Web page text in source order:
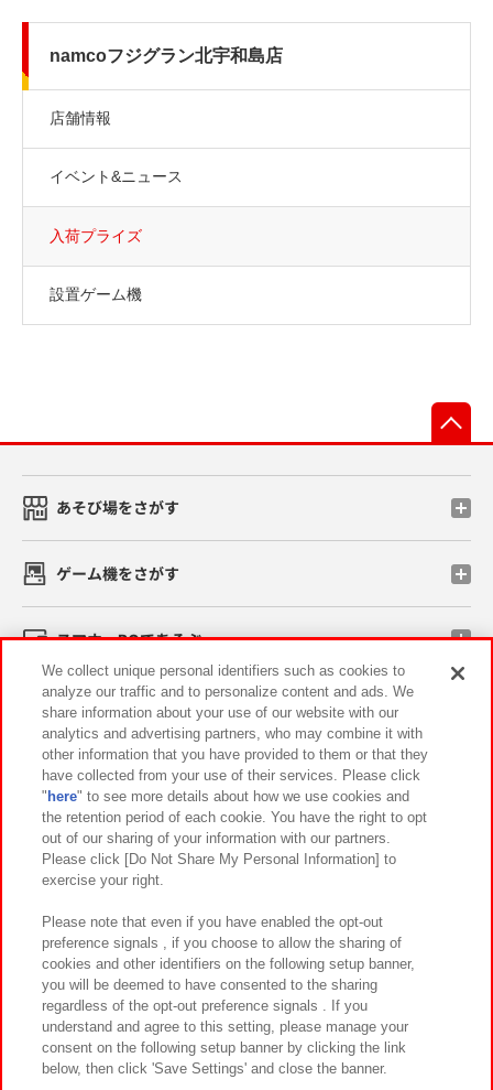
namcoフジグラン北宇和島店
店舗情報
イベント&ニュース
入荷プライズ
設置ゲーム機
あそび場をさがす
ゲーム機をさがす
スマホ・PCであそぶ
イベント・キャンペーン
関連会社 サステナビリティ サイトポリシー
プライバシーポリシー ウェブアクセシビリティ方針と検証結果
お取引先さまとともに
カスタマーハラスメント対応方針 よくあるご質問・お問い合わせ
©Bandai Namco Amusement Inc.
We collect unique personal identifiers such as cookies to
analyze our traffic and to personalize content and ads. We
share information about your use of our website with our
analytics and advertising partners, who may combine it with
other information that you have provided to them or that they
have collected from your use of their services. Please click
" here" to see more details about how we use cookies and
the retention period of each cookie. You have the right to opt
out of our sharing of your information with our partners.
Please click [Do Not Share My Personal Information] to
exercise your right.
Please note that even if you have enabled the opt-out
preference signals , if you choose to allow the sharing of
cookies and other identifiers on the following setup banner,
you will be deemed to have consented to the sharing
regardless of the opt-out preference signals . If you
understand and agree to this setting, please manage your
consent on the following setup banner by clicking the link
below, then click 'Save Settings' and close the banner.